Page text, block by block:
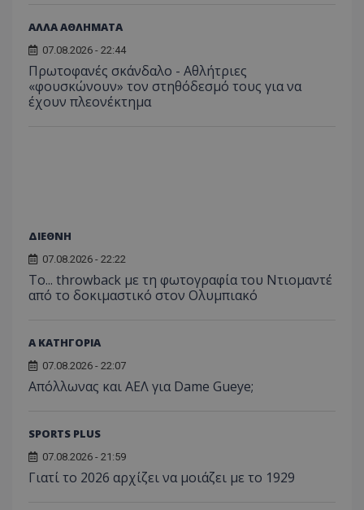
ΑΛΛΑ ΑΘΛΗΜΑΤΑ
07.08.2026 - 22:44
Πρωτοφανές σκάνδαλο - Aθλήτριες
«φουσκώνουν» τον στηθόδεσμό τους για να
έχουν πλεονέκτημα
ΔΙΕΘΝΗ
07.08.2026 - 22:22
Το... throwback με τη φωτογραφία του Ντιομαντέ
από το δοκιμαστικό στον Ολυμπιακό
Α ΚΑΤΗΓΟΡΙΑ
07.08.2026 - 22:07
Απόλλωνας και ΑΕΛ για Dame Gueye;
SPORTS PLUS
07.08.2026 - 21:59
Γιατί το 2026 αρχίζει να μοιάζει με το 1929